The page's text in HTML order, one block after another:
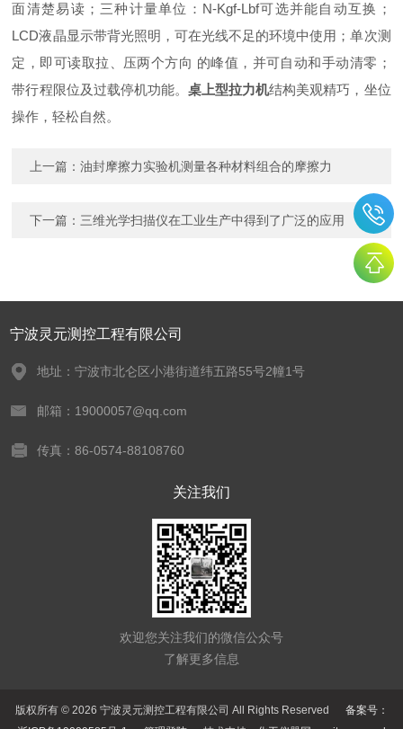
面清楚易读；三种计量单位：N-Kgf-Lbf可选并能自动互换；
LCD液晶显示带背光照明，可在光线不足的环境中使用；单次测
定，即可读取拉、压两个方向 的峰值，并可自动和手动清零；
带行程限位及过载停机功能。 桌上型拉力机结构美观精巧，坐位
操作，轻松自然。
上一篇：油封摩擦力实验机测量各种材料组合的摩擦力
下一篇： 三维光学扫描仪在工业生产中得到了广泛的应用
宁波灵元测控工程有限公司
地址：宁波市北仑区小港街道纬五路55号2幢1号
邮箱：19000057@qq.com
传真：86-0574-88108760
关注我们
欢迎您关注我们的微信公众号
了解更多信息
版权所有 © 2026 宁波灵元测控工程有限公司 All Rights Reserved 备案号：